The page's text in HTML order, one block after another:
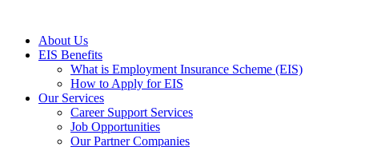
contentAbout Us
EIS Benefits
What is Employment Insurance Scheme (EIS)
How to Apply for EIS
Our Services
Career Support Services
Job Opportunities
Our Partner Companies